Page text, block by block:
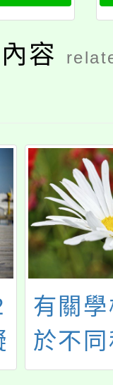
容
有關
於不
任職